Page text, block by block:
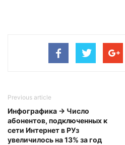
Previous article
Инфографика → Число
абонентов, подключенных к
сети Интернет в РУз
увеличилось на 13% за год